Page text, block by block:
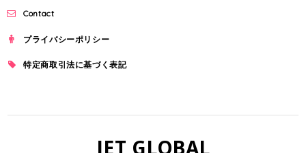
Contact
プライバシーポリシー
特定商取引法に基づく表記
JET GLOBAL